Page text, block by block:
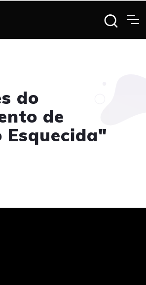
do
de
Esquecida"